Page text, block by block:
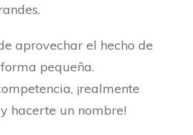
aprovechar el hecho de
pequeña.
¡realmente
hacerte un nombre!